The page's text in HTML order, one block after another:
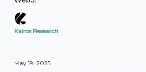
Kairos Research
May 19, 2025